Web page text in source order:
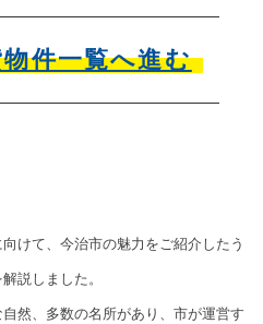
件一覧へ進む
けて、今治市の魅力をご紹介したう
説しました。
然、多数の名所があり、市が運営す